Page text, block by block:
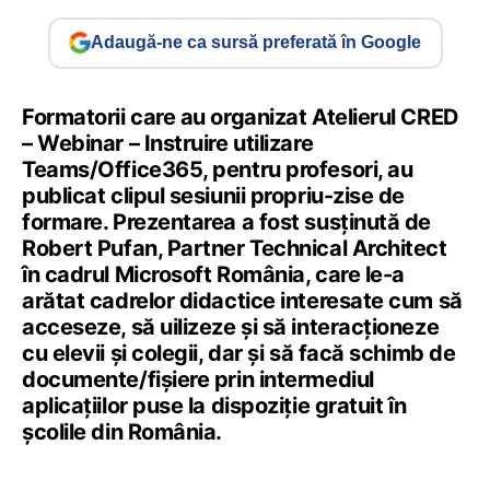
Adaugă-ne ca sursă preferată în Google
Formatorii care au organizat Atelierul CRED
– Webinar – Instruire utilizare
Teams/Office365, pentru profesori, au
publicat clipul sesiunii propriu-zise de
formare. Prezentarea a fost susținută de
Robert Pufan, Partner Technical Architect
în cadrul Microsoft România, care le-a
arătat cadrelor didactice interesate cum să
acceseze, să uilizeze și să interacționeze
cu elevii și colegii, dar și să facă schimb de
documente/fișiere prin intermediul
aplicațiilor puse la dispoziție gratuit în
școlile din România.